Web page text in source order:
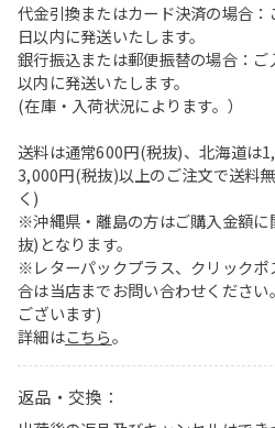
代金引換またはカード決済の場合
日以内に発送いたします。
銀行振込または郵便振替の場合：
以内に発送いたします。
(在庫・入荷状況によります。）
送料は通常600円(税抜)、北海道は
3,000円(税抜)以上のご注文で送料
く)
※沖縄県・離島の方はご購入金額
抜)となります。
※レターパックプラス、クリック
合は当店までお問い合わせくださ
ございます)
詳細はこちら。
返品・交換：